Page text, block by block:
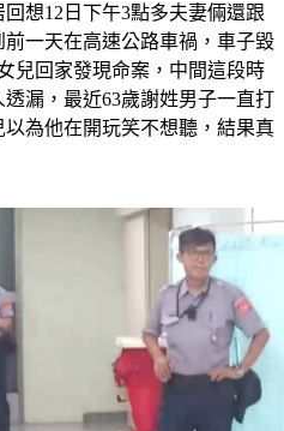
一天在高速公路車禍，車子毀
兒回家發現命案，中間這段時
漏，最近63歲謝姓男子一直打
為他在開玩笑不想聽，結果真